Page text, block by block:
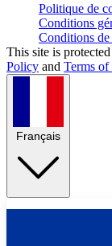
Politique de
Conditions
Conditions de
This site is
Policy and Terms of
Français